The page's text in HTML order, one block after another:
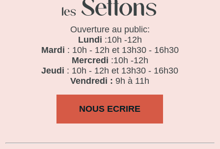
Ouverture au public:
Lundi :10h -12h
Mardi : 10h - 12h et 13h30 - 16h30
Mercredi :10h -12h
Jeudi : 10h - 12h et 13h30 - 16h30
Vendredi : 9h à 11h
NOUS ECRIRE